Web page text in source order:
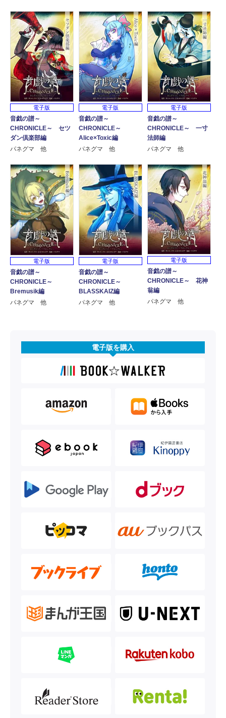
電子版
音戯の譜～
CHRONICLE～ セツ
ダン倶楽部編
パネグマ 他
電子版
音戯の譜～
CHRONICLE～
Alice×Toxic編
パネグマ 他
電子版
音戯の譜～
CHRONICLE～ 一寸
法師編
パネグマ 他
電子版
音戯の譜～
CHRONICLE～
Bremusik編
パネグマ 他
電子版
音戯の譜～
CHRONICLE～
BLASSKAIZ編
パネグマ 他
電子版
音戯の譜～
CHRONICLE～ 花神
翁編
パネグマ 他
電子版を購入